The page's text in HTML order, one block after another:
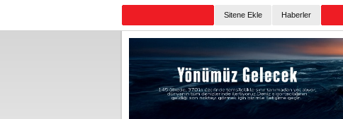
Sitene Ekle Haberler